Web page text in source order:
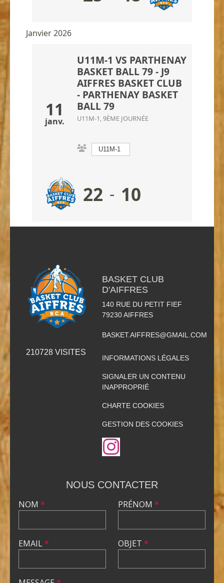
Janvier 2026
11
janv.
U11M-1 VS PARTHENAY
BASKET BALL 79 - J9
AIFFRES BASKET CLUB
- PARTHENAY BASKET
BALL 79
U11M-1, 9ÈME JOURNÉE
U11M-1
22 - 10
210728 VISITES
BASKET CLUB
D'AIFFRES
140 RUE DU PETIT FIEF
79230AIFFRES
BASKET.AIFFRES@GMAIL.COM
INFORMATIONS LÉGALES
SIGNALER UN CONTENU
INAPPROPRIÉ
CHARTE COOKIES
GESTION DES COOKIES
NOUS CONTACTER
NOM *
EMAIL*
PRÉNOM *
OBJET *